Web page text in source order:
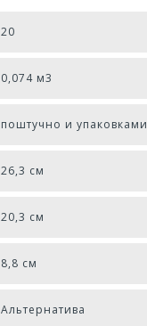
20
0,074 м3
поштучно и упаковками
26,3 см
20,3 см
8,8 см
Альтернатива